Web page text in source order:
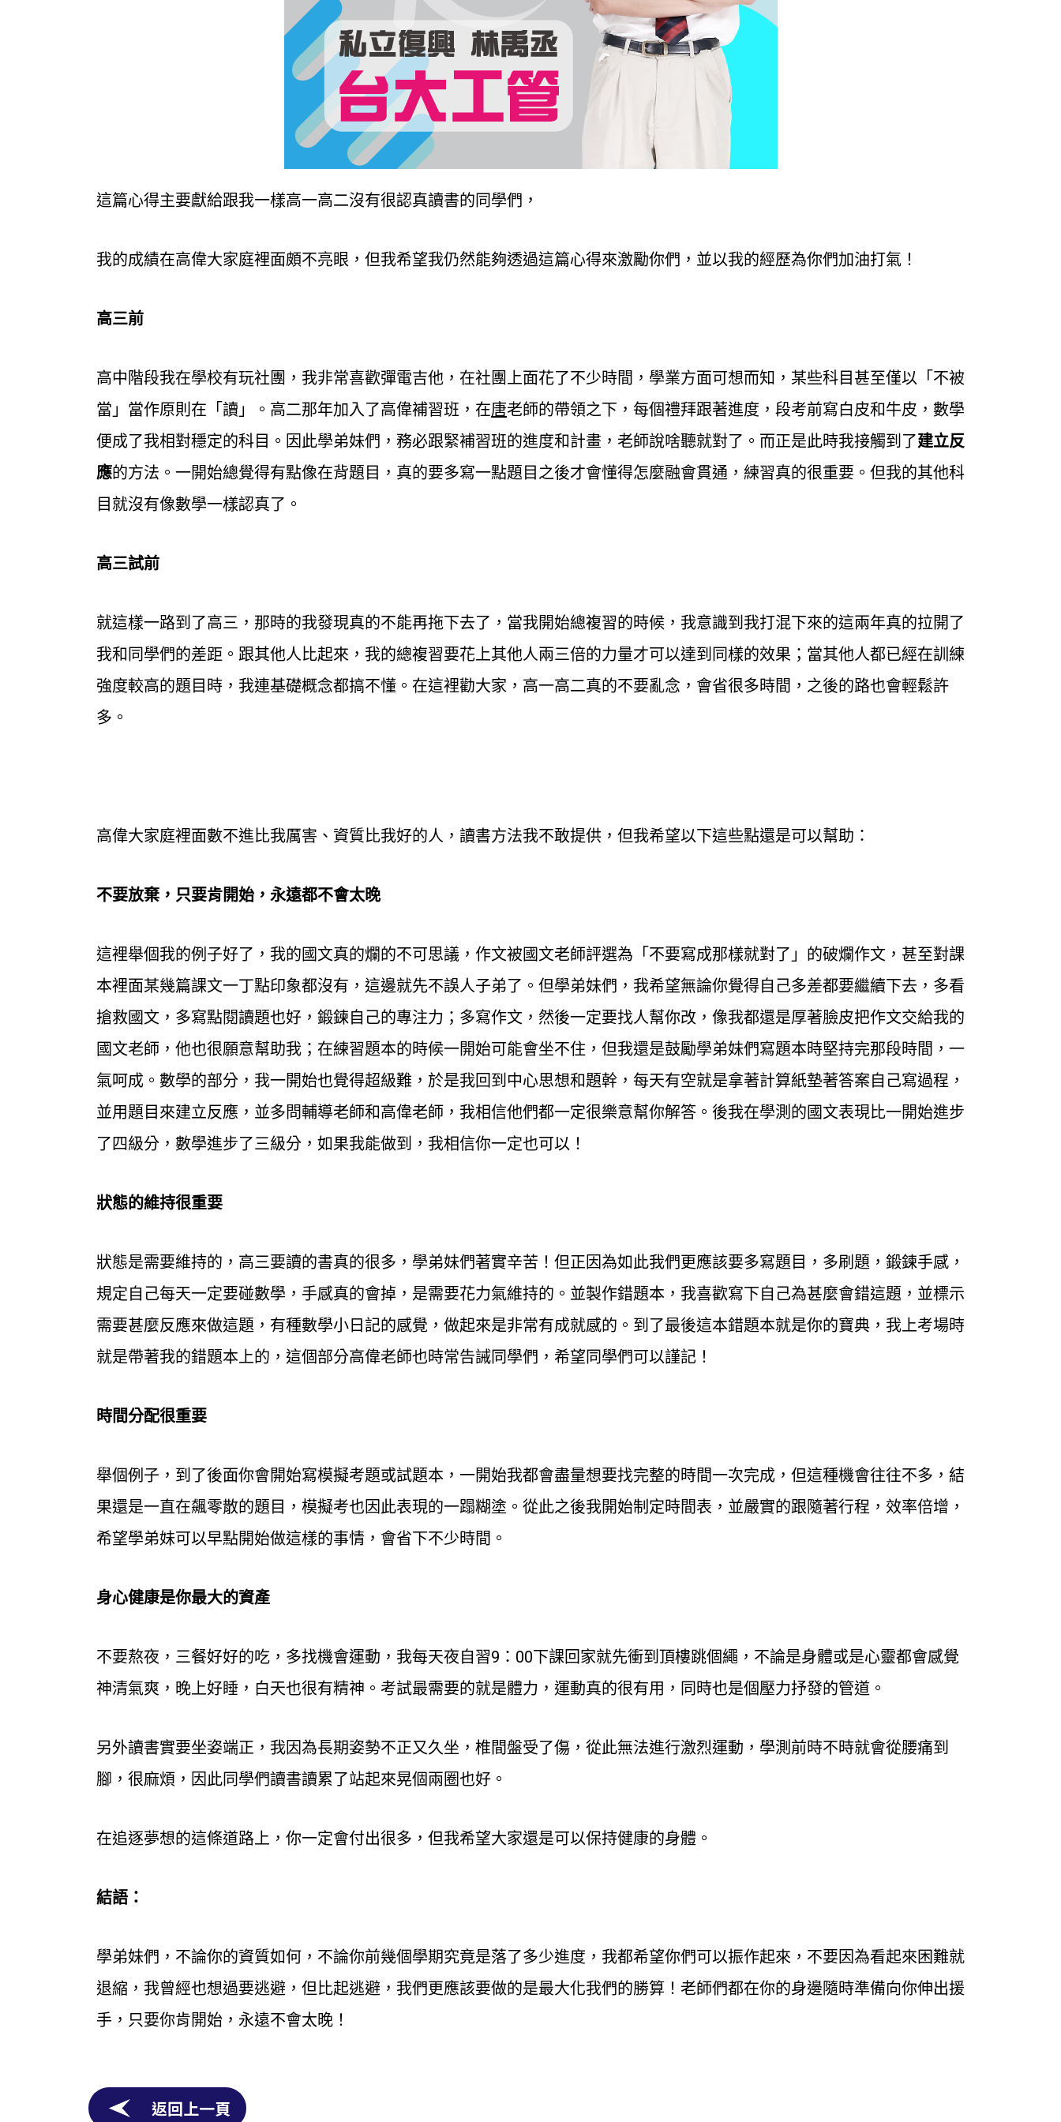
這篇心得主要獻給跟我一樣高一高二沒有很認真讀書的同學們，
我的成績在高偉大家庭裡面頗不亮眼，但我希望我仍然能夠透過這篇心得來激勵你們，並以我的經歷為你們加油打氣！
高三前
高中階段我在學校有玩社團，我非常喜歡彈電吉他，在社團上面花了不少時間，學業方面可想而知，某些科目甚至僅以「不被
當」當作原則在「讀」。高二那年加入了高偉補習班，在唐老師的帶領之下，每個禮拜跟著進度，段考前寫白皮和牛皮，數學
便成了我相對穩定的科目。因此學弟妹們，務必跟緊補習班的進度和計畫，老師說啥聽就對了。而正是此時我接觸到了建立反
應的方法。一開始總覺得有點像在背題目，真的要多寫一點題目之後才會懂得怎麼融會貫通，練習真的很重要。但我的其他科
目就沒有像數學一樣認真了。
高三試前
就這樣一路到了高三，那時的我發現真的不能再拖下去了，當我開始總複習的時候，我意識到我打混下來的這兩年真的拉開了
我和同學們的差距。跟其他人比起來，我的總複習要花上其他人兩三倍的力量才可以達到同樣的效果；當其他人都已經在訓練
強度較高的題目時，我連基礎概念都搞不懂。在這裡勸大家，高一高二真的不要亂念，會省很多時間，之後的路也會輕鬆許
多。
高偉大家庭裡面數不進比我厲害、資質比我好的人，讀書方法我不敢提供，但我希望以下這些點還是可以幫助：
不要放棄，只要肯開始，永遠都不會太晚
這裡舉個我的例子好了，我的國文真的爛的不可思議，作文被國文老師評選為「不要寫成那樣就對了」的破爛作文，甚至對課
本裡面某幾篇課文一丁點印象都沒有，這邊就先不誤人子弟了。但學弟妹們，我希望無論你覺得自己多差都要繼續下去，多看
搶救國文，多寫點閱讀題也好，鍛鍊自己的專注力；多寫作文，然後一定要找人幫你改，像我都還是厚著臉皮把作文交給我的
國文老師，他也很願意幫助我；在練習題本的時候一開始可能會坐不住，但我還是鼓勵學弟妹們寫題本時堅持完那段時間，一
氣呵成。數學的部分，我一開始也覺得超級難，於是我回到中心思想和題幹，每天有空就是拿著計算紙墊著答案自己寫過程，
並用題目來建立反應，並多問輔導老師和高偉老師，我相信他們都一定很樂意幫你解答。後我在學測的國文表現比一開始進步
了四級分，數學進步了三級分，如果我能做到，我相信你一定也可以！
狀態的維持很重要
狀態是需要維持的，高三要讀的書真的很多，學弟妹們著實辛苦！但正因為如此我們更應該要多寫題目，多刷題，鍛鍊手感，
規定自己每天一定要碰數學，手感真的會掉，是需要花力氣維持的。並製作錯題本，我喜歡寫下自己為甚麼會錯這題，並標示
需要甚麼反應來做這題，有種數學小日記的感覺，做起來是非常有成就感的。到了最後這本錯題本就是你的寶典，我上考場時
就是帶著我的錯題本上的，這個部分高偉老師也時常告誡同學們，希望同學們可以謹記！
時間分配很重要
舉個例子，到了後面你會開始寫模擬考題或試題本，一開始我都會盡量想要找完整的時間一次完成，但這種機會往往不多，結
果還是一直在飆零散的題目，模擬考也因此表現的一蹋糊塗。從此之後我開始制定時間表，並嚴實的跟隨著行程，效率倍增，
希望學弟妹可以早點開始做這樣的事情，會省下不少時間。
身心健康是你最大的資產
不要熬夜，三餐好好的吃，多找機會運動，我每天夜自習9：00下課回家就先衝到頂樓跳個繩，不論是身體或是心靈都會感覺
神清氣爽，晚上好睡，白天也很有精神。考試最需要的就是體力，運動真的很有用，同時也是個壓力抒發的管道。
另外讀書實要坐姿端正，我因為長期姿勢不正又久坐，椎間盤受了傷，從此無法進行激烈運動，學測前時不時就會從腰痛到
腳，很麻煩，因此同學們讀書讀累了站起來晃個兩圈也好。
在追逐夢想的這條道路上，你一定會付出很多，但我希望大家還是可以保持健康的身體。
結語：
學弟妹們，不論你的資質如何，不論你前幾個學期究竟是落了多少進度，我都希望你們可以振作起來，不要因為看起來困難就
退縮，我曾經也想過要逃避，但比起逃避，我們更應該要做的是最大化我們的勝算！老師們都在你的身邊隨時準備向你伸出援
手，只要你肯開始，永遠不會太晚！
返回上一頁